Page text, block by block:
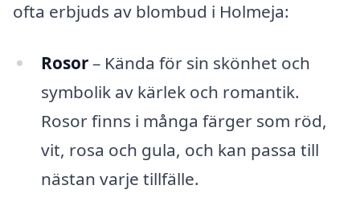
ofta erbjuds av blombud i Holmeja:
Rosor– Kända för sin skönhet och
symbolik av kärlek och romantik.
Rosor finns i många färger som röd,
vit, rosa och gula, och kan passa till
nästan varje tillfälle.